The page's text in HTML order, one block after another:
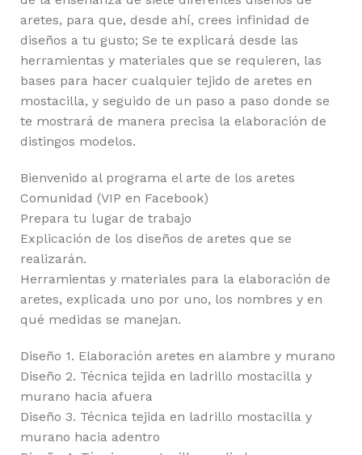
aretes, para que, desde ahí, crees infinidad de
diseños a tu gusto; Se te explicará desde las
herramientas y materiales que se requieren, las
bases para hacer cualquier tejido de aretes en
mostacilla, y seguido de un paso a paso donde se
te mostrará de manera precisa la elaboración de
distingos modelos.
Bienvenido al programa el arte de los aretes
Comunidad (VIP en Facebook)
Prepara tu lugar de trabajo
Explicación de los diseños de aretes que se
realizarán.
Herramientas y materiales para la elaboración de
aretes, explicada uno por uno, los nombres y en
qué medidas se manejan.
Diseño 1. Elaboración aretes en alambre y murano
Diseño 2. Técnica tejida en ladrillo mostacilla y
murano hacia afuera
Diseño 3. Técnica tejida en ladrillo mostacilla y
murano hacia adentro